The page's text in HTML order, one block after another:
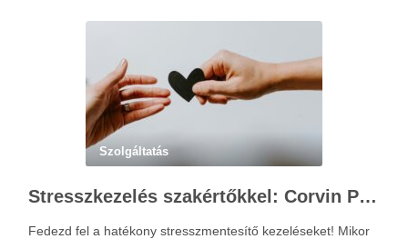
Szolgáltatás
Stresszkezelés szakértőkkel: Corvin Pszichológia – a modern terápiás megoldások útmutatója
Fedezd fel a hatékony stresszmentesítő kezeléseket! Mikor